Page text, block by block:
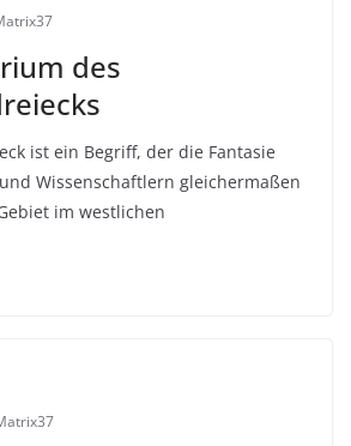
des
ist ein Begriff, der die Fantasie
Wissenschaftlern gleichermaßen
im westlichen